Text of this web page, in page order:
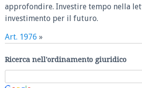
approfondire. Investire tempo nella
investimento per il futuro.
Art. 1976 »
Ricerca nell'ordinamento giuridico